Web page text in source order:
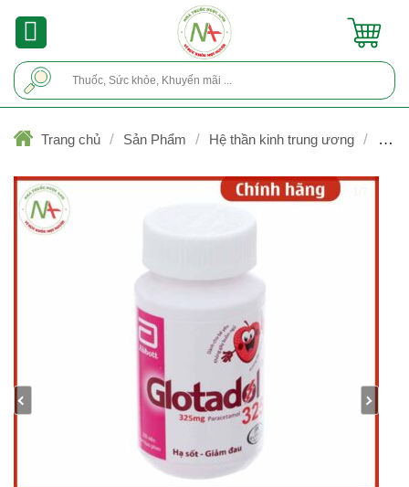
Trang chủ / Sản Phẩm / Hệ thần kinh trung ương /